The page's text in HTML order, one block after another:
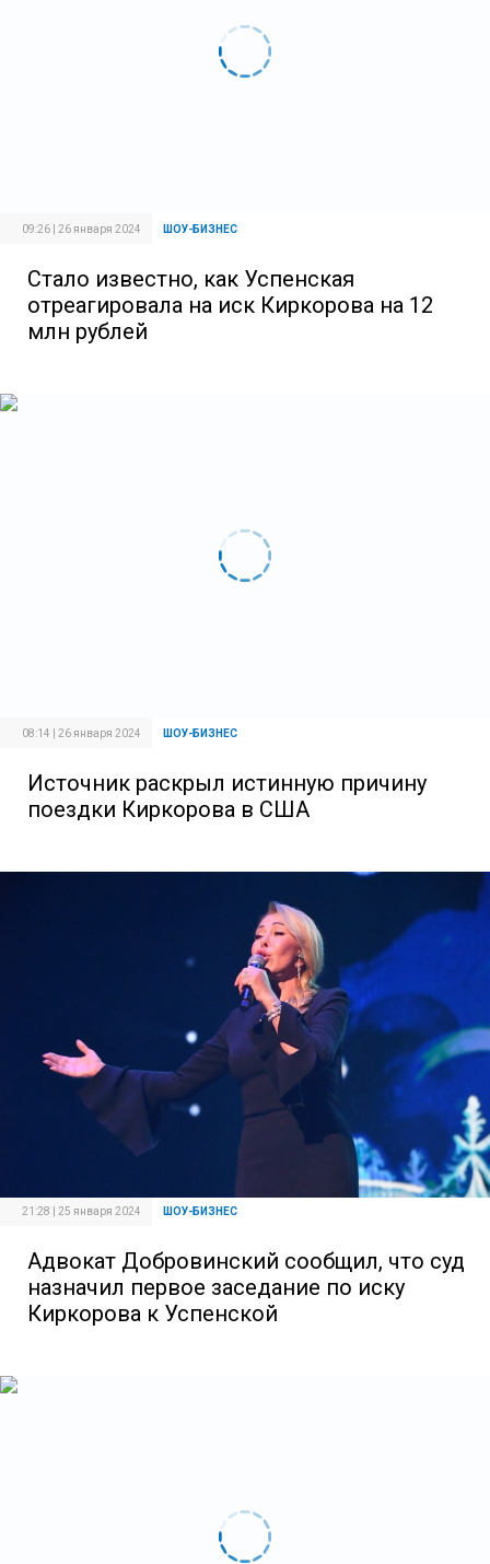
09:26 | 26 января 2024 ШОУ-БИЗНЕС
Стало известно, как Успенская
отреагировала на иск Киркорова на 12
млн рублей
08:14 | 26 января 2024 ШОУ-БИЗНЕС
Источник раскрыл истинную причину
поездки Киркорова в США
21:28 | 25 января 2024 ШОУ-БИЗНЕС
Адвокат Добровинский сообщил, что суд
назначил первое заседание по иску
Киркорова к Успенской